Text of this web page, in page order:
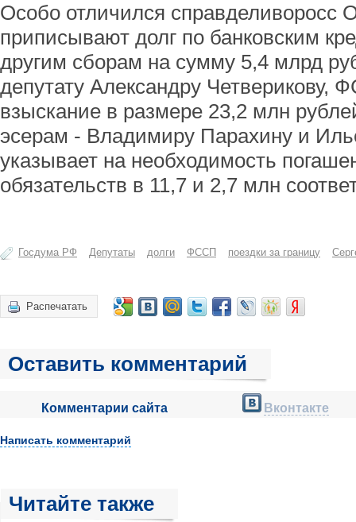
Особо отличился справделиворосс
приписывают долг по банковским
другим сборам на сумму 5,4 млрд
депутату Александру Четверикову,
взыскание в размере 23,2 млн
эсерам - Владимиру Парахину и
указывает на необходимость
обязательств в 11,7 и 2,7 млн
Госдума РФ Депутаты долги ФССП поездки за границу
Распечатать
Оставить комментарий
Комментарии сайта Вконтакте
Написать комментарий
Читайте также